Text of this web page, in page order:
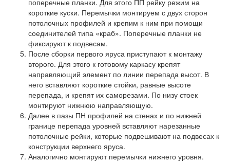
поперечные планки. Для этого ПП рейку режим на
короткие куски. Перемычки монтируем с двух сторон
потолочных профилей и крепим к ним при помощи
соединителей типа «краб». Поперечные планки не
фиксируют к подвесам.
После сборки первого яруса приступают к монтажу
второго. Для этого к готовому каркасу крепят
направляющий элемент по линии перепада высот. В
него вставляют короткие стойки, равные высоте
перепада, и крепят их саморезами. По низу стоек
монтируют нижнюю направляющую.
Далее в пазы ПН профилей на стенах и по нижней
границе перепада уровней вставляют нарезанные
потолочные рейки, которые подвешивают на подвесах к
конструкции верхнего яруса.
Аналогично монтируют перемычки нижнего уровня.